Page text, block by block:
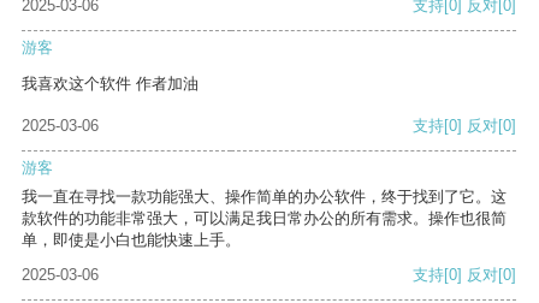
2025-03-06 支持 [0] 反对 [0]
游客
我喜欢这个软件 作者加油
2025-03-06 支持[0] 反对[0]
游客
我一直在寻找一款功能强大、操作简单的办公软件，终于找到了它。这
款软件的功能非常强大，可以满足我日常办公的所有需求。操作也很简
单，即使是小白也能快速上手。
2025-03-06
支持[0] 反对[0]